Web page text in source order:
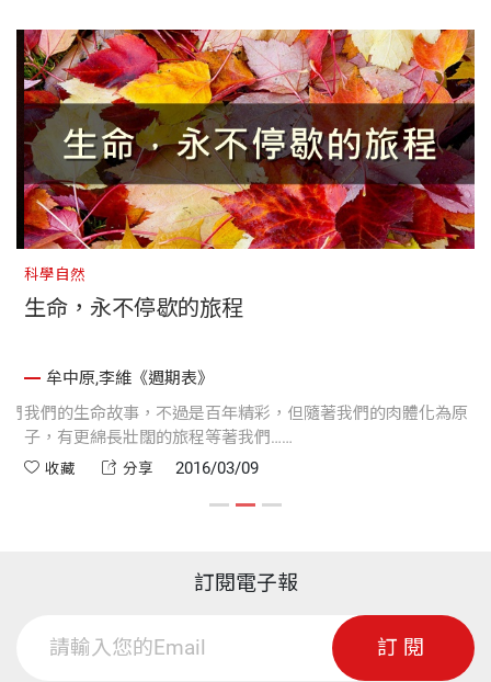
科學自然
生命，永不停歇的旅程
牟中原,李維《週期表》
我們的生命故事，不過是百年精彩，但隨著我們的肉體化為原
子，有更綿長壯闊的旅程等著我們……
收藏 分享 2016/03/09
訂閱電子報
訂閱